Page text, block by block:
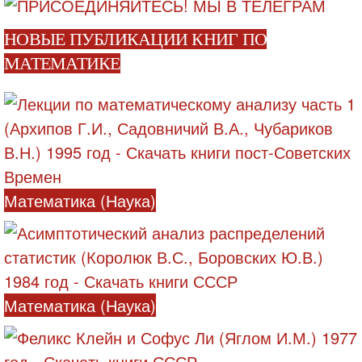
НОВЫЕ ПУБЛИКАЦИИ КНИГ ПО
МАТЕМАТИКЕ
Математика (Наука)
Математика (Наука)